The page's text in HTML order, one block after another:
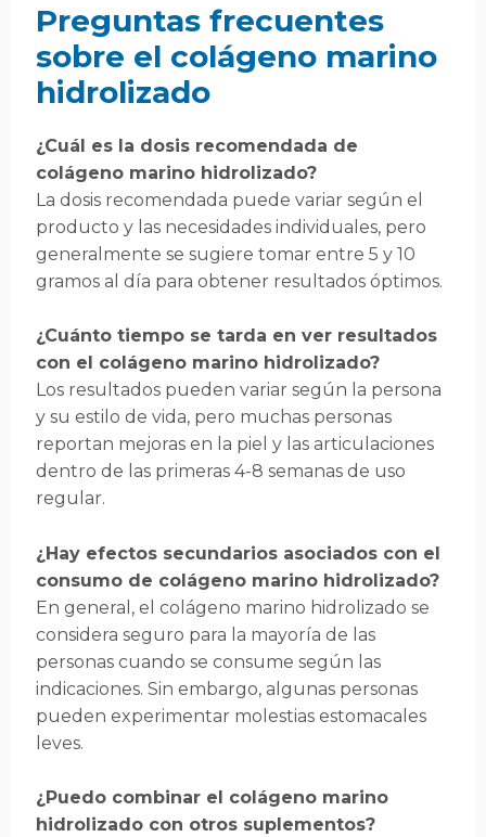
Preguntas frecuentes
sobre el colágeno marino
hidrolizado
¿Cuál es la dosis recomendada de
colágeno marino hidrolizado?
La dosis recomendada puede variar según el
producto y las necesidades individuales, pero
generalmente se sugiere tomar entre 5 y 10
gramos al día para obtener resultados óptimos.
¿Cuánto tiempo se tarda en ver resultados
con el colágeno marino hidrolizado?
Los resultados pueden variar según la persona
y su estilo de vida, pero muchas personas
reportan mejoras en la piel y las articulaciones
dentro de las primeras 4-8 semanas de uso
regular.
¿Hay efectos secundarios asociados con el
consumo de colágeno marino hidrolizado?
En general, el colágeno marino hidrolizado se
considera seguro para la mayoría de las
personas cuando se consume según las
indicaciones. Sin embargo, algunas personas
pueden experimentar molestias estomacales
leves.
¿Puedo combinar el colágeno marino
hidrolizado con otros suplementos?